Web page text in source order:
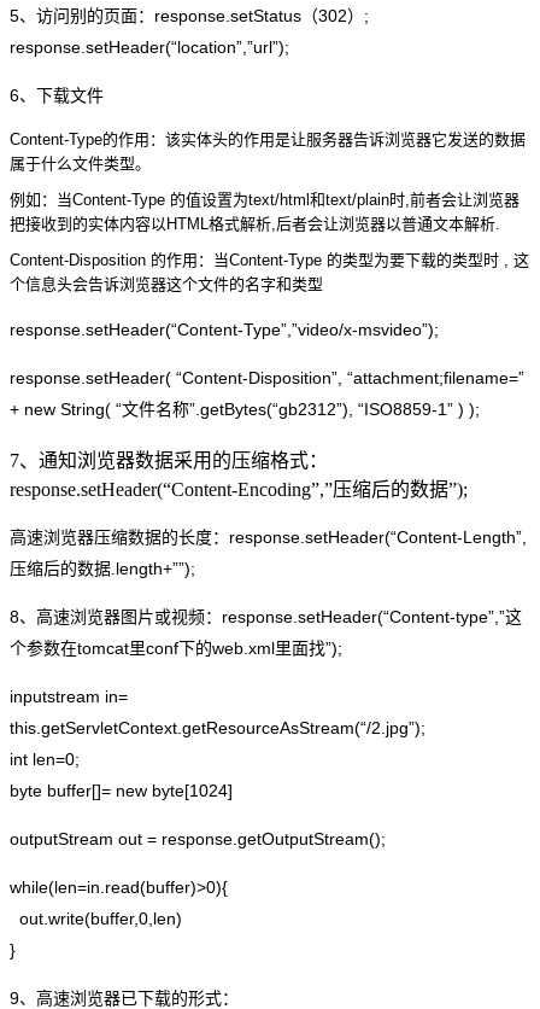
5、访问别的页面：response.setStatus（302）;
response.setHeader(“location”,”url”);
6、下载文件
Content-Type的作用：该实体头的作用是让服务器告诉浏览器它发送的数据
属于什么文件类型。
例如：当Content-Type 的值设置为text/html和text/plain时,前者会让浏览器
把接收到的实体内容以HTML格式解析,后者会让浏览器以普通文本解析.
Content-Disposition 的作用：当Content-Type 的类型为要下载的类型时 , 这
个信息头会告诉浏览器这个文件的名字和类型
response.setHeader(“Content-Type”,”video/x-msvideo”);
response.setHeader( “Content-Disposition”, “attachment;filename=”
+ new String( “文件名称”.getBytes(“gb2312”), “ISO8859-1” ) );
7、通知浏览器数据采用的压缩格式：
response.setHeader(“Content-Encoding”,”压缩后的数据”);
高速浏览器压缩数据的长度：response.setHeader(“Content-Length”,
压缩后的数据.length+””);
8、高速浏览器图片或视频：response.setHeader(“Content-type”,”这
个参数在tomcat里conf下的web.xml里面找”);
inputstream in=
this.getServletContext.getResourceAsStream(“/2.jpg”);
int len=0;
byte buffer[]= new byte[1024]
outputStream out = response.getOutputStream();
while(len=in.read(buffer)>0){
out.write(buffer,0,len)
}
9、高速浏览器已下载的形式：